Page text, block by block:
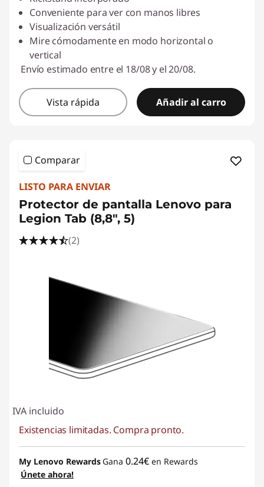
Conveniente para ver con manos libres
Visualización versátil
Mire cómodamente en modo horizontal o
vertical
Envío estimado entre el 18/08 y el 20/08.
Vista rápida Añadir al carro
Comparar
LISTO PARA ENVIAR
Protector de pantalla Lenovo para
Legion Tab (8,8", 5)
(2)
IVA incluido
Existencias limitadas. Compra pronto.
My Lenovo Rewards Gana 0.24€ en Rewards
Únete ahora!